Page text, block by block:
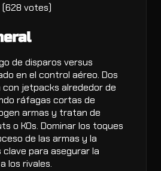
votes)
de disparos versus
en el control aéreo. Dos
con jetpacks alrededor de
ráfagas cortas de
armas y tratan de
o KOs. Dominar los toques
de las armas y la
para asegurar la
los rivales.